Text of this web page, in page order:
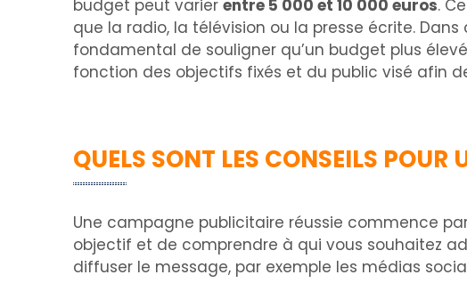
budget peut varier entre 5 000 et 10 000 euros.
que la radio, la télévision ou la presse écrite.
fondamental de souligner qu’un budget plus
fonction des objectifs fixés et du public visé afin
QUELS SONT LES CONSEILS
Une campagne publicitaire réussie commence
objectif et de comprendre à qui vous souhaitez
diffuser le message, par exemple les médias